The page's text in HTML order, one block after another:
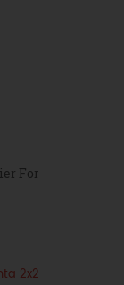
Forjat